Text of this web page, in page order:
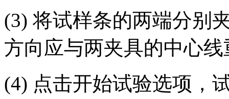
(3) 将试样条的两端分别
方向应与两夹具的中心线
(4) 点击开始试验选项，